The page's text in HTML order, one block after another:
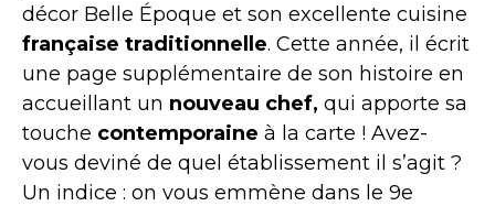
décor Belle Époque et son excellente cuisine
française traditionnelle. Cette année, il écrit
une page supplémentaire de son histoire en
accueillant un nouveau chef, qui apporte sa
touche contemporaine à la carte ! Avez-
vous deviné de quel établissement il s’agit ?
Un indice : on vous emmène dans le 9e